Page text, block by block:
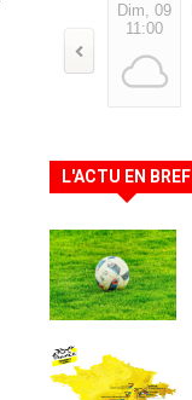
Dim, 09
11:00
L'ACTU EN BREF